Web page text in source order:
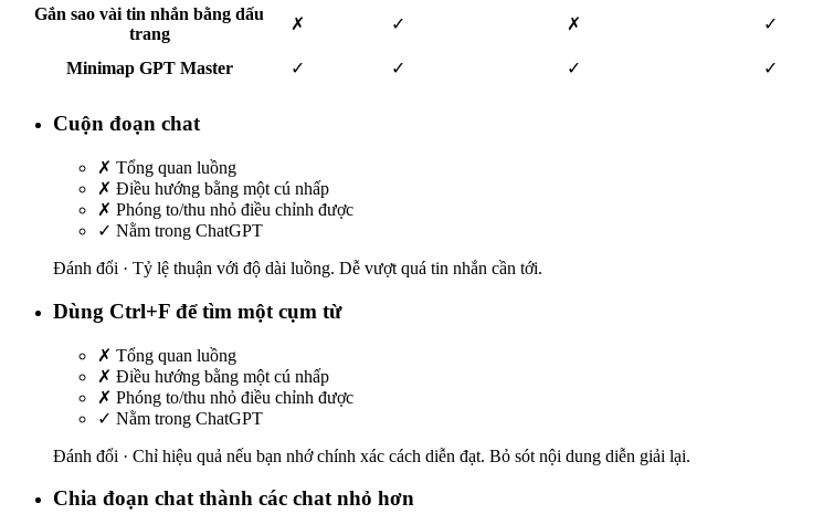
Gắn sao vài tin nhắn bằng dấu
trang
✗ ✓ ✗ ✓
Minimap GPT Master
✓ ✓ ✓ ✓
Cuộn đoạn chat
✗ Tổng quan luồng
✗ Điều hướng bằng một cú nhấp
✗ Phóng to/thu nhỏ điều chỉnh được
✓ Nằm trong ChatGPT
Đánh đổi · Tỷ lệ thuận với độ dài luồng. Dễ vượt quá tin nhắn cần tới.
Dùng Ctrl+F để tìm một cụm từ
✗ Tổng quan luồng
✗ Điều hướng bằng một cú nhấp
✗ Phóng to/thu nhỏ điều chỉnh được
✓ Nằm trong ChatGPT
Đánh đổi · Chỉ hiệu quả nếu bạn nhớ chính xác cách diễn đạt. Bỏ sót nội dung diễn giải lại.
Chia đoạn chat thành các chat nhỏ hơn